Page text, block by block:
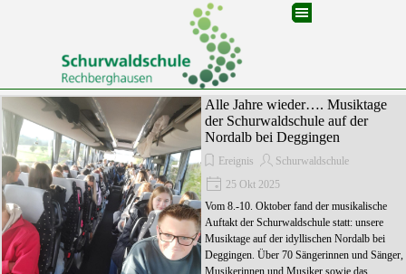
Menü überspringen
Alle Jahre wieder…. Musiktage
der Schurwaldschule auf der
Nordalb bei Deggingen
Ereignis
Schurwaldschule
25 Okt 2025
Vom 8.-10. Oktober fand der musikalische
Auftakt der Schurwaldschule statt: unsere
Musiktage auf der idyllischen Nordalb bei
Deggingen. Über 70 Sängerinnen und Sänger,
Musikerinnen und Musiker sowie das